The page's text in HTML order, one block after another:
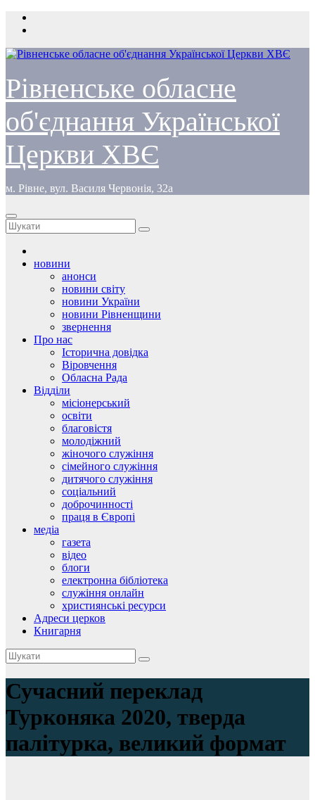
Перейти
Рівненське обласне
об'єднання Української
Церкви ХВЄ
м. Рівне, вул. Василя Червонія, 32а
новини
анонси
новини світу
новини України
новини Рівненщини
звернення
Про нас
Історична довідка
Віровчення
Обласна Рада
Відділи
місіонерський
освіти
благовістя
молодіжний
жіночого служіння
сімейного служіння
дитячого служіння
соціальний
доброчинності
праця в Європі
медіа
газета
відео
блоги
електронна бібліотека
служіння онлайн
християнські ресурси
Адреси церков
Книгарня
Сучасний переклад
Турконяка 2020, тверда
палітурка, великий формат